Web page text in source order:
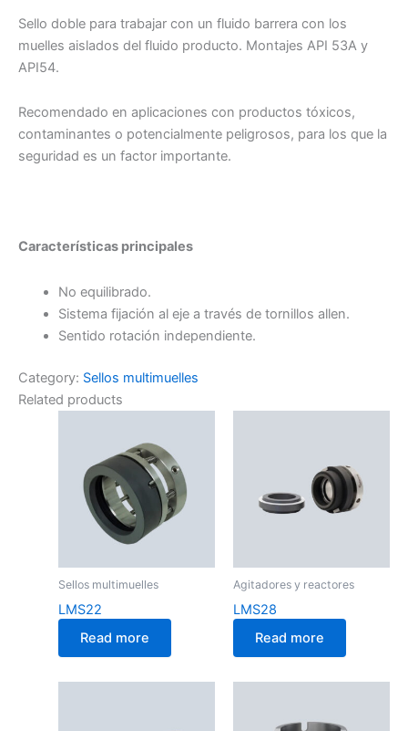
Sello doble para trabajar con un fluido barrera con los
muelles aislados del fluido producto. Montajes API 53A y
API54.
Recomendado en aplicaciones con productos tóxicos,
contaminantes o potencialmente peligrosos, para los que la
seguridad es un factor importante.
Características principales
No equilibrado.
Sistema fijación al eje a través de tornillos allen.
Sentido rotación independiente.
Category: Sellos multimuelles
Related products
Sellos multimuelles
LMS22
Read more
Agitadores y reactores
LMS28
Read more